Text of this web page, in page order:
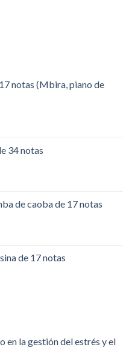
notas (Mbira, piano de
34 notas
de caoba de 17 notas
de 17 notas
en la gestión del estrés y el